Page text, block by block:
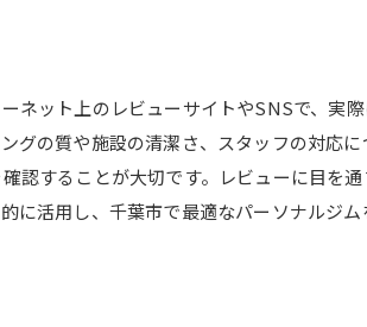
トレーニング方法
りのコツ
ット上のレビューサイトやSNSで、実
の質や施設の清潔さ、スタッフの対応に
することが大切です。レビューに目を
活用し、千葉市で最適なパーソナルジム